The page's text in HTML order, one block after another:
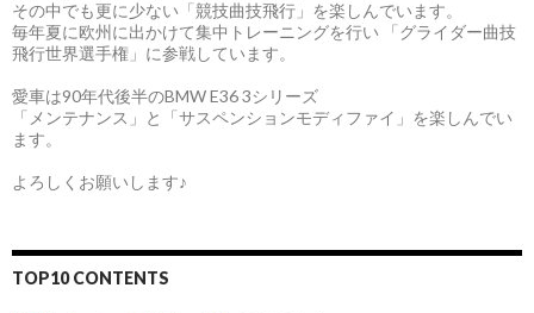
その中でも更に少ない「競技曲技飛行」を楽しんでいます。
毎年夏に欧州に出かけて集中トレーニングを行い 「グライダー曲技
飛行世界選手権」に参戦しています。
愛車は90年代後半のBMW E36 3シリーズ
「メンテナンス」と「サスペンションモディファイ」を楽しんでい
ます。
よろしくお願いします♪
TOP10 CONTENTS